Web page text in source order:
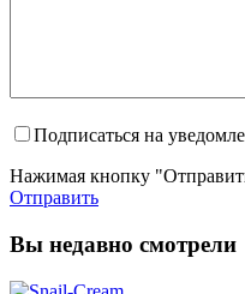
Подписаться на
Нажимая кнопку
Отправить
Вы недавно смотрели